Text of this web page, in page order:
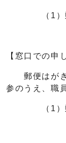
（1）郵便
【窓口での申
郵便はがき
参のうえ、職
（1）郵便